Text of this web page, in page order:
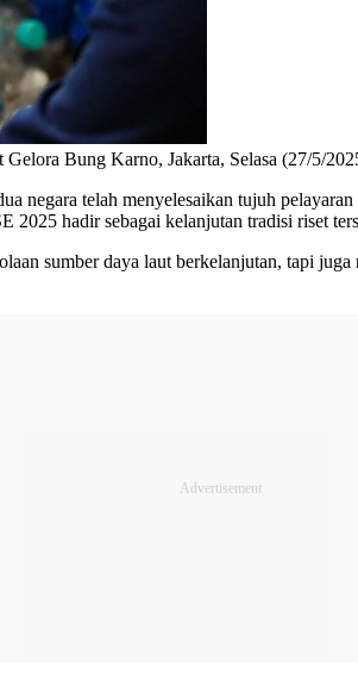
Bung Karno, Jakarta, Selasa (27/5/
telah menyelesaikan tujuh
hadir sebagai kelanjutan tradisi riset
sumber daya laut berkelanjutan, tapi